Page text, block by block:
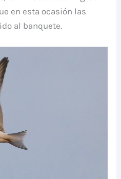
en esta ocasión las
al banquete.